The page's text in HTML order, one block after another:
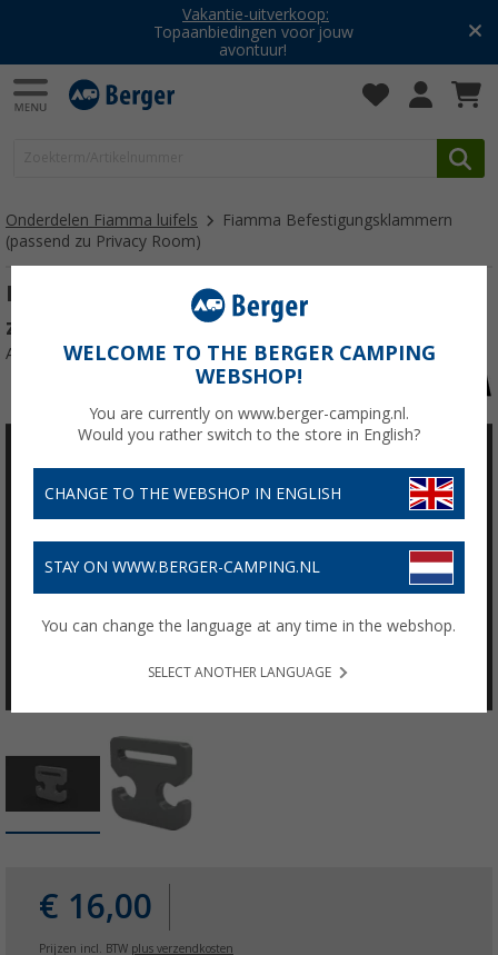
Vakantie-uitverkoop:
Topaanbiedingen voor jouw
avontuur!
Onderdelen Fiamma luifels
Fiamma Befestigungsklammern
(passend zu Privacy Room)
Fiamma Befestigungsklammern (passend
zu Privacy Room)
Artikelnr: 702103
€ 16,00
Prijzen incl. BTW plus verzendkosten
WELCOME TO THE BERGER CAMPING
WEBSHOP!
You are currently on www.berger-camping.nl.
Would you rather switch to the store in English?
CHANGE TO THE WEBSHOP IN ENGLISH
STAY ON WWW.BERGER-CAMPING.NL
You can change the language at any time in the webshop.
SELECT ANOTHER LANGUAGE